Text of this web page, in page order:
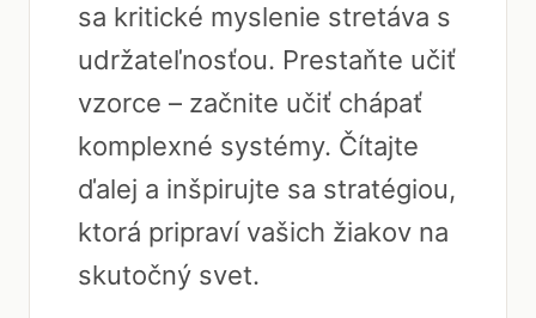
sa kritické myslenie stretáva s
udržateľnosťou. Prestaňte učiť
vzorce – začnite učiť chápať
komplexné systémy. Čítajte
ďalej a inšpirujte sa stratégiou,
ktorá pripraví vašich žiakov na
skutočný svet.